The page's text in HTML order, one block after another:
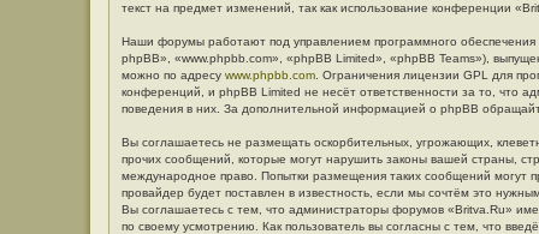
текст на предмет изменений, так как использование конференции
Наши форумы работают под управлением программного
phpBB», «www.phpbb.com», «phpBB Limited», «phpBB Teams»),
можно по адресу www.phpbb.com . Ограничения лицензии GPL для
конференций, и phpBB Limited не несёт ответственности за то, что
поведения в них. За дополнительной информацией о phpBB
Вы соглашаетесь не размещать оскорбительных, угрожающих,
прочих сообщений, которые могут нарушить законы вашей страны,
международное право. Попытки размещения таких сообщений
провайдер будет поставлен в известность, если мы сочтём это
Вы соглашаетесь с тем, что администраторы форумов «Britva.Ru»
по своему усмотрению. Как пользователь вы согласны с тем, что